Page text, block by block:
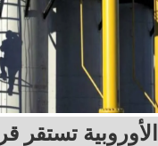
الأوروبية تستقر